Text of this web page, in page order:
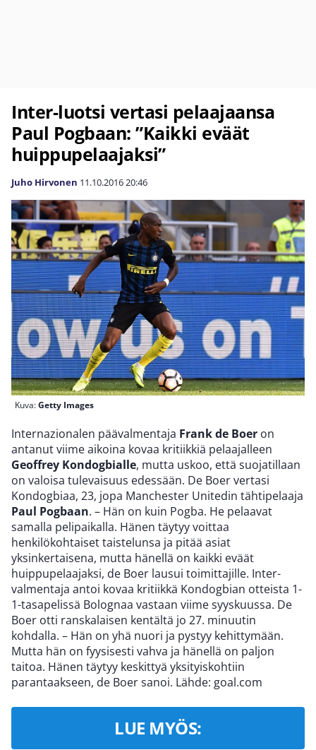
Inter-luotsi vertasi pelaajaansa
Paul Pogbaan: ”Kaikki eväät
huippupelaajaksi”
Juho Hirvonen 11.10.201620:46
Kuva:Getty Images
Internazionalen päävalmentaja Frank de Boer on
antanut viime aikoina kovaa kritiikkiä pelaajalleen
Geoffrey Kondogbialle, mutta uskoo, että suojatillaan
on valoisa tulevaisuus edessään. De Boer vertasi
Kondogbiaa, 23, jopa Manchester Unitedin tähtipelaaja
Paul Pogbaan. – Hän on kuin Pogba. He pelaavat
samalla pelipaikalla. Hänen täytyy voittaa
henkilökohtaiset taistelunsa ja pitää asiat
yksinkertaisena, mutta hänellä on kaikki eväät
huippupelaajaksi, de Boer lausui toimittajille. Inter-
valmentaja antoi kovaa kritiikkä Kondogbian otteista 1-
1-tasapelissä Bolognaa vastaan viime syyskuussa. De
Boer otti ranskalaisen kentältä jo 27. minuutin
kohdalla. – Hän on yhä nuori ja pystyy kehittymään.
Mutta hän on fyysisesti vahva ja hänellä on paljon
taitoa. Hänen täytyy keskittyä yksityiskohtiin
parantaakseen, de Boer sanoi. Lähde: goal.com
LUE MYÖS: